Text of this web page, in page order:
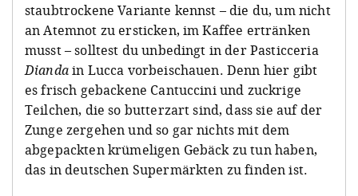
staubtrockene Variante kennst – die du, um nicht
an Atemnot zu ersticken, im Kaffee ertränken
musst – solltest du unbedingt in der Pasticceria
Diandain Lucca vorbeischauen. Denn hier gibt
es frisch gebackene Cantuccini und zuckrige
Teilchen, die so butterzart sind, dass sie auf der
Zunge zergehen und so gar nichts mit dem
abgepackten krümeligen Gebäck zu tun haben,
das in deutschen Supermärkten zu finden ist.